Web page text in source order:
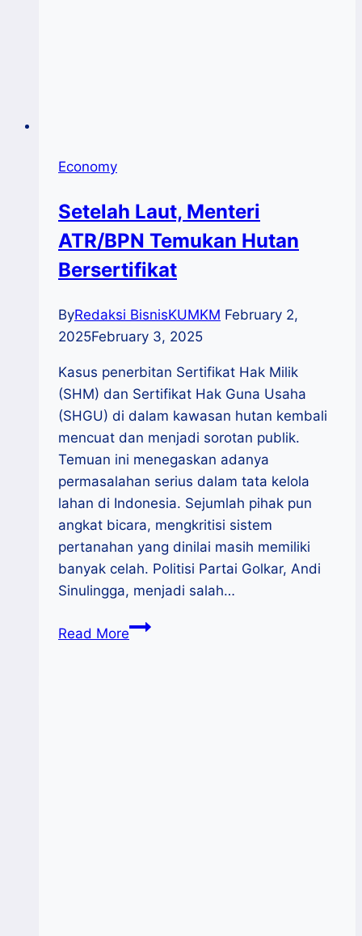
Economy
Setelah Laut, Menteri
ATR/BPN Temukan Hutan
Bersertifikat
ByRedaksi BisnisKUMKM February 2,
2025February 3, 2025
Kasus penerbitan Sertifikat Hak Milik
(SHM) dan Sertifikat Hak Guna Usaha
(SHGU) di dalam kawasan hutan kembali
mencuat dan menjadi sorotan publik.
Temuan ini menegaskan adanya
permasalahan serius dalam tata kelola
lahan di Indonesia. Sejumlah pihak pun
angkat bicara, mengkritisi sistem
pertanahan yang dinilai masih memiliki
banyak celah. Politisi Partai Golkar, Andi
Sinulingga, menjadi salah…
Read MoreSetelah